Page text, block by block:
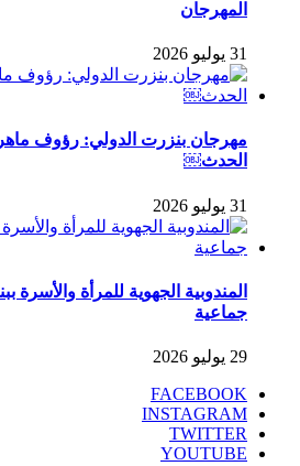
المهرجان
31 يوليو 2026
مهرجان بنزرت الدولي: رؤوف
الحدث￼
31 يوليو 2026
المندوبية الجهوية للمرأة
جماعية
29 يوليو 2026
FACEBOOK
INSTAGRAM
TWITTER
YOUTUBE